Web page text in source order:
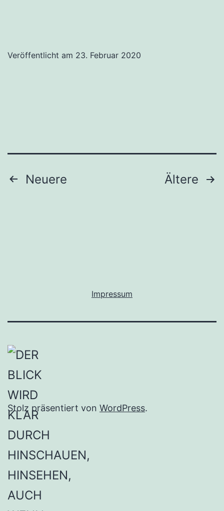
Veröffentlicht am 23. Februar 2020
Seitennummerierung
Neuere Ältere
Impressum
Stolz präsentiert von WordPress.